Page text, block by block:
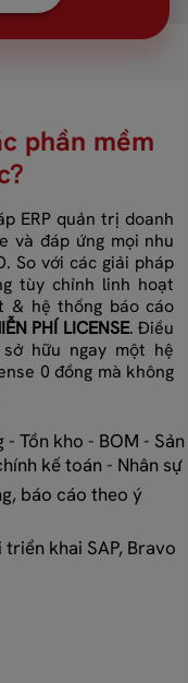
ERP quản trị doanh
và đáp ứng mọi nhu
So với các giải pháp
tùy chỉnh linh hoạt
& hệ thống báo cáo
PHÍ LICENSE. Điều
hữu ngay một hệ
0 đồng mà không
Tồn kho - BOM - Sản
kế toán - Nhân sự
báo cáo theo ý
khai SAP, Bravo
phần mềm